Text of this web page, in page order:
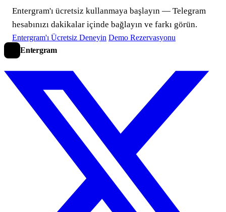
Entergram'ı ücretsiz kullanmaya başlayın — Telegram
hesabınızı dakikalar içinde bağlayın ve farkı görün.
Entergram'ı Ücretsiz Deneyin Demo Rezervasyonu
Entergram